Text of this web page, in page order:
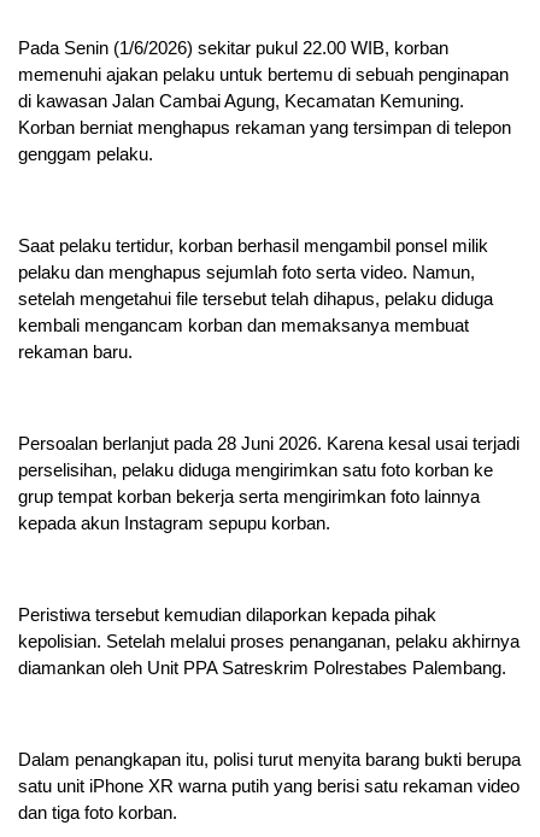
Pada Senin (1/6/2026) sekitar pukul 22.00 WIB, korban
memenuhi ajakan pelaku untuk bertemu di sebuah penginapan
di kawasan Jalan Cambai Agung, Kecamatan Kemuning.
Korban berniat menghapus rekaman yang tersimpan di telepon
genggam pelaku.
Saat pelaku tertidur, korban berhasil mengambil ponsel milik
pelaku dan menghapus sejumlah foto serta video. Namun,
setelah mengetahui file tersebut telah dihapus, pelaku diduga
kembali mengancam korban dan memaksanya membuat
rekaman baru.
Persoalan berlanjut pada 28 Juni 2026. Karena kesal usai terjadi
perselisihan, pelaku diduga mengirimkan satu foto korban ke
grup tempat korban bekerja serta mengirimkan foto lainnya
kepada akun Instagram sepupu korban.
Peristiwa tersebut kemudian dilaporkan kepada pihak
kepolisian. Setelah melalui proses penanganan, pelaku akhirnya
diamankan oleh Unit PPA Satreskrim Polrestabes Palembang.
Dalam penangkapan itu, polisi turut menyita barang bukti berupa
satu unit iPhone XR warna putih yang berisi satu rekaman video
dan tiga foto korban.